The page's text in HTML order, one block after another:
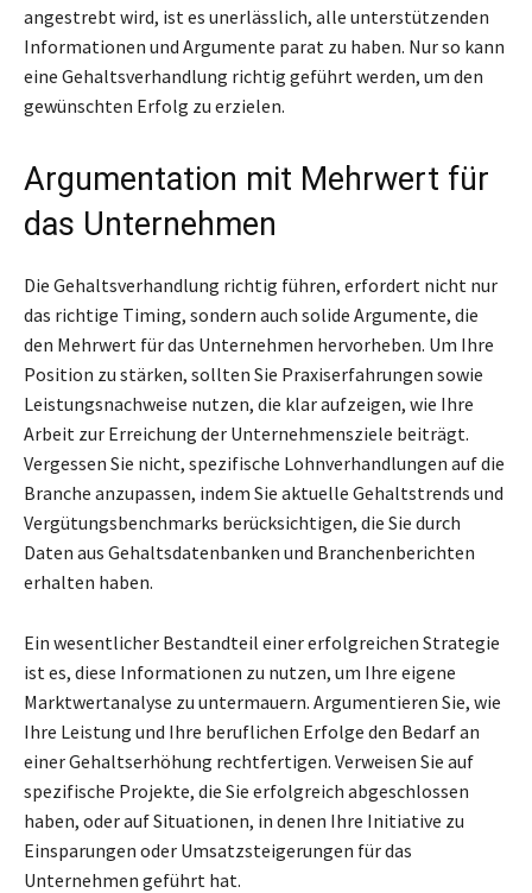
angestrebt wird, ist es unerlässlich, alle unterstützenden
Informationen und Argumente parat zu haben. Nur so kann
eine Gehaltsverhandlung richtig geführt werden, um den
gewünschten Erfolg zu erzielen.
Argumentation mit Mehrwert für
das Unternehmen
Die Gehaltsverhandlung richtig führen, erfordert nicht nur
das richtige Timing, sondern auch solide Argumente, die
den Mehrwert für das Unternehmen hervorheben. Um Ihre
Position zu stärken, sollten Sie Praxiserfahrungen sowie
Leistungsnachweise nutzen, die klar aufzeigen, wie Ihre
Arbeit zur Erreichung der Unternehmensziele beiträgt.
Vergessen Sie nicht, spezifische Lohnverhandlungen auf die
Branche anzupassen, indem Sie aktuelle Gehaltstrends und
Vergütungsbenchmarks berücksichtigen, die Sie durch
Daten aus Gehaltsdatenbanken und Branchenberichten
erhalten haben.
Ein wesentlicher Bestandteil einer erfolgreichen Strategie
ist es, diese Informationen zu nutzen, um Ihre eigene
Marktwertanalyse zu untermauern. Argumentieren Sie, wie
Ihre Leistung und Ihre beruflichen Erfolge den Bedarf an
einer Gehaltserhöhung rechtfertigen. Verweisen Sie auf
spezifische Projekte, die Sie erfolgreich abgeschlossen
haben, oder auf Situationen, in denen Ihre Initiative zu
Einsparungen oder Umsatzsteigerungen für das
Unternehmen geführt hat.